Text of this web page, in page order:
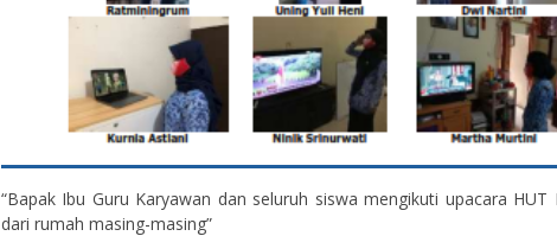
“Bapak Ibu Guru Karyawan dan seluruh siswa mengikuti upacara HUT
dari rumah masing-masing”